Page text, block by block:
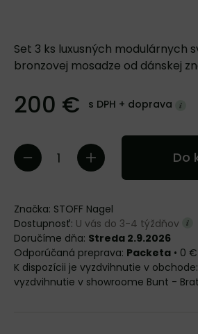
Set 3 ks luxusných modulárnych
bronzovej mosadze od dánskej
200 € s DPH + doprava
Do
Značka: STOFF Nagel
Dostupnosť: U vás do 3-4 týždňov
Doručíme dňa: Streda 2.9.2026
Packeta • 0 €
vyzdvihnutie v showroome Bunt -